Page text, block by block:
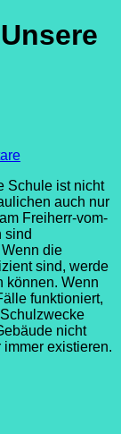
Unsere
Schule ist nicht
auch nur
Freiherr-vom-
sind
die
sind, werde
können. Wenn
funktioniert,
nicht
existieren.